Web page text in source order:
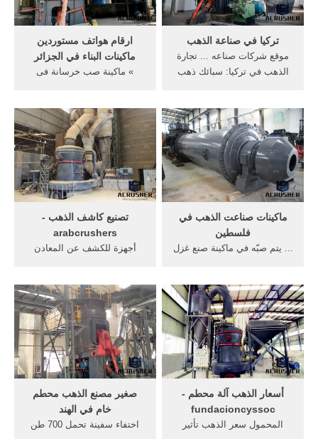
ارقام هواتف مستوردين
ماكينات البناء في الجزائر
» ماكينة صب خرسانة فى
موقع في الصين,مصانع مواد ...
تركيا في صناعة الذهب
موقع شركات صناعه ... تجارة
الذهب في تركيا: سبائك ذهب
تصنيع كاشف الذهب -
arabcrushers
أجهزة للكشف عن المعادن
استعمال ماكينة ...
ماكينات صناعت الذهب في
فلسطين
... يتم صبّه في ماكينة صنع غزل
على موقع ...
صغير مصنع الذهب محطم
خام في الهند
اختفاء سفينة تحمل 700 طن
أسعار الذهب آلة محطم -
fundacioncyssoc
المحمول سعر الذهب تأثير